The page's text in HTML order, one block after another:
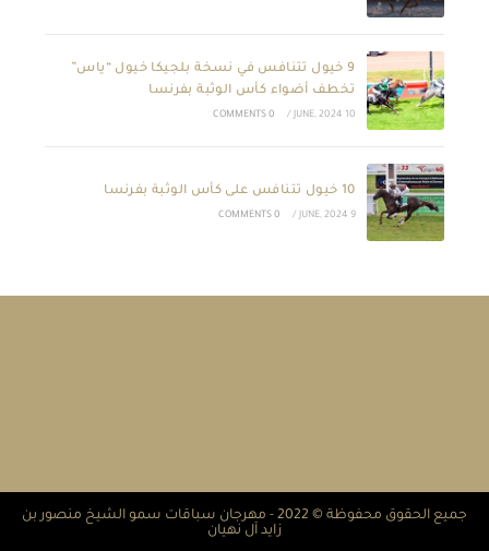
9 خيول تتنافس في نسخة بلجيكا خيول “ياس”
تخطف أضواء كأس الوثبة بفرنسا
10 JUNE, 2024
/
0 COMMENTS
10 خيول تتنافس على كأس الوثبة بفرنسا
9 JUNE, 2024
/
0 COMMENTS
جميع الحقوق محفوظة © 2022 - مهرجان سباقات سمو الشيخ منصور بن
زايد آل نهيان